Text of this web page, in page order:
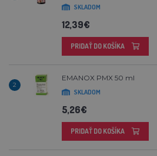
SKLADOM
12,39€
PRIDAŤ DO KOŠÍKA
2
EMANOX PMX 50 ml
SKLADOM
5,26€
PRIDAŤ DO KOŠÍKA